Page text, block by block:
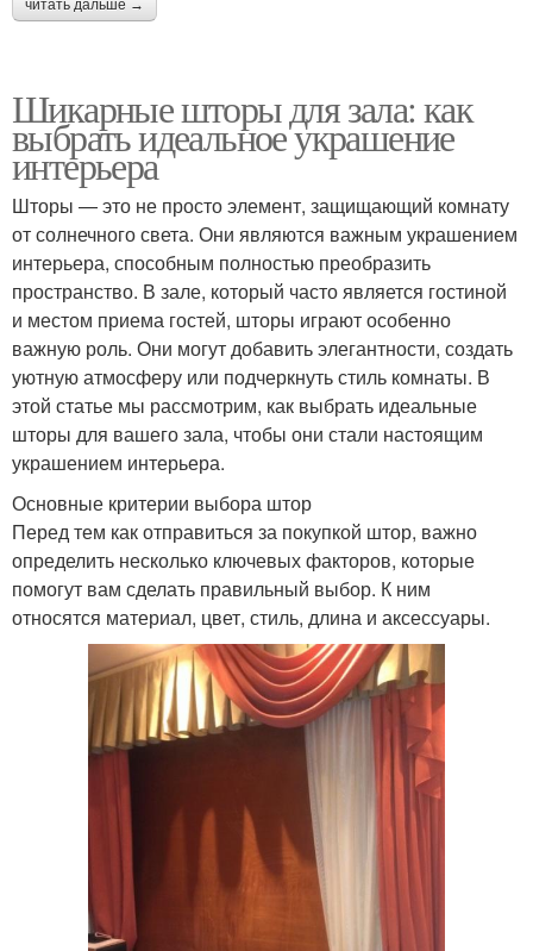
читать дальше →
Шикарные шторы для зала: как
выбрать идеальное украшение
интерьера
Шторы — это не просто элемент, защищающий комнату
от солнечного света. Они являются важным украшением
интерьера, способным полностью преобразить
пространство. В зале, который часто является гостиной
и местом приема гостей, шторы играют особенно
важную роль. Они могут добавить элегантности, создать
уютную атмосферу или подчеркнуть стиль комнаты. В
этой статье мы рассмотрим, как выбрать идеальные
шторы для вашего зала, чтобы они стали настоящим
украшением интерьера.
Основные критерии выбора штор
Перед тем как отправиться за покупкой штор, важно
определить несколько ключевых факторов, которые
помогут вам сделать правильный выбор. К ним
относятся материал, цвет, стиль, длина и аксессуары.